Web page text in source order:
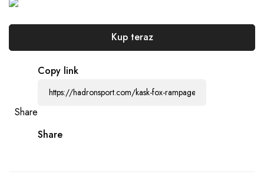
Kup teraz
Share
Copy link
Share